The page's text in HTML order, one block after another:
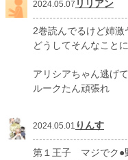
2024.05.07 リリアン
2巻読んでるけど姉激
どうしてそんなこと
アリシアちゃん逃げ
ルークたん頑張れ
2024.05.01 りんす
第１王子 マジでク●